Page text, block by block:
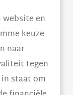
en
keuze
naar
tegen
staat om